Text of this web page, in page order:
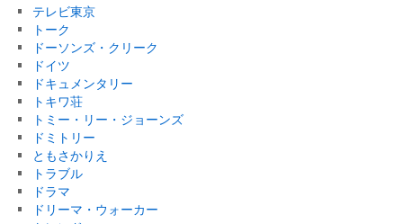
テレビ東京
トーク
ドーソンズ・クリーク
ドイツ
ドキュメンタリー
トキワ荘
トミー・リー・ジョーンズ
ドミトリー
ともさかりえ
トラブル
ドラマ
ドリーマ・ウォーカー